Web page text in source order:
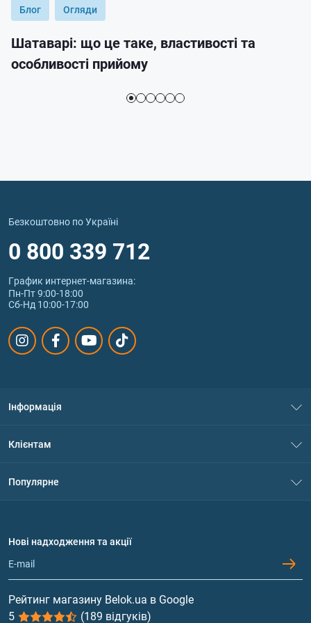
Блог Огляди
Шатаварі: що це таке, властивості та
особливості прийому
Безкоштовно по Україні
0 800 339 712
График интернет‑магазина:
Пн-Пт 9:00-18:00
Сб-Нд 10:00-17:00
Інформація
Політика конфіденційності
Обмін та повернення
Клієнтам
Популярне
Протеїн
Гейнери
Вітаміни та мінерали
Риб'ячий жир, жирні кислоти
Нові надходження та акції
Рейтинг магазину Belok.ua в Google
5
(189 відгуків)